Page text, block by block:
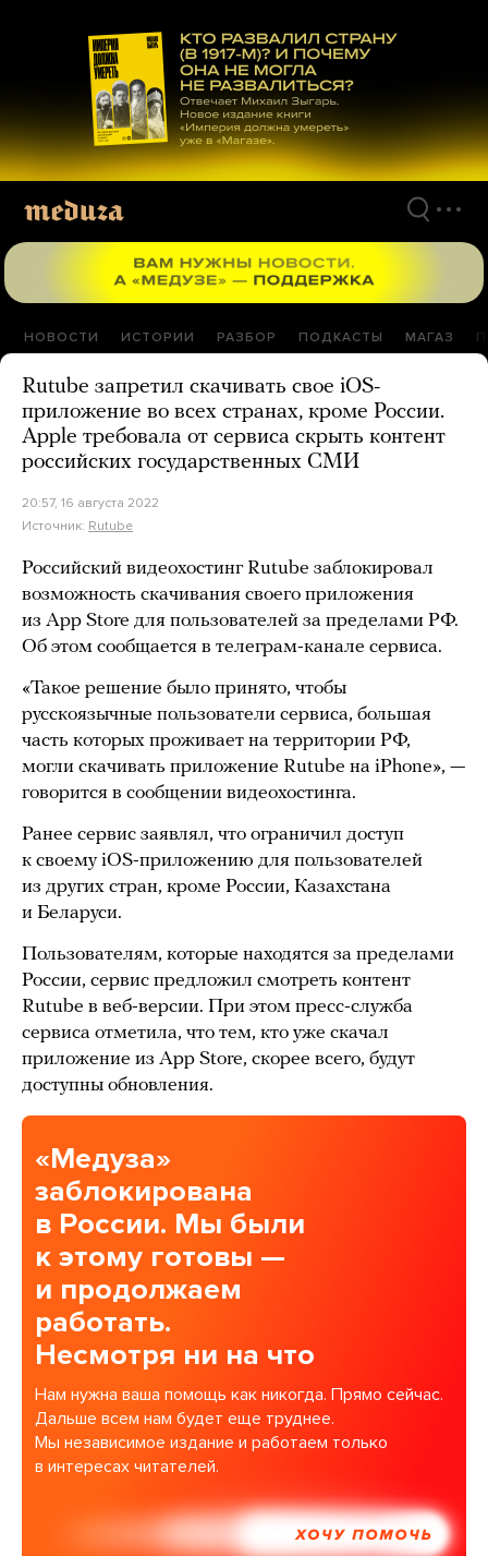
материалам
НОВОСТИ ИСТОРИИ РАЗБОР ПОДКАСТЫ МАГАЗ
Rutube запретил скачивать свое iOS-
приложение во всех странах, кроме России.
Apple требовала от сервиса скрыть контент
российских государственных СМИ
20:57, 16 августа 2022
Источник: Rutube
Российский видеохостинг Rutube заблокировал
возможность скачивания своего приложения
из App Store для пользователей за пределами РФ.
Об этом сообщается в телеграм-канале сервиса.
«Такое решение было принято, чтобы
русскоязычные пользователи сервиса, большая
часть которых проживает на территории РФ,
могли скачивать приложение Rutube на iPhone», —
говорится в сообщении видеохостинга.
Ранее сервис заявлял, что ограничил доступ
к своему iOS-приложению для пользователей
из других стран, кроме России, Казахстана
и Беларуси.
Пользователям, которые находятся за пределами
России, сервис предложил смотреть контент
Rutube в веб-версии. При этом пресс-служба
сервиса отметила, что тем, кто уже скачал
приложение из App Store, скорее всего, будут
доступны обновления.
«Медуза»
заблокирована
в России. Мы были
к этому готовы —
и продолжаем
работать.
Несмотря ни на что
Нам нужна ваша помощь как никогда. Прямо сейчас.
Дальше всем нам будет еще труднее.
Мы независимое издание и работаем только
в интересах читателей.
ХОЧУ ПОМОЧЬ